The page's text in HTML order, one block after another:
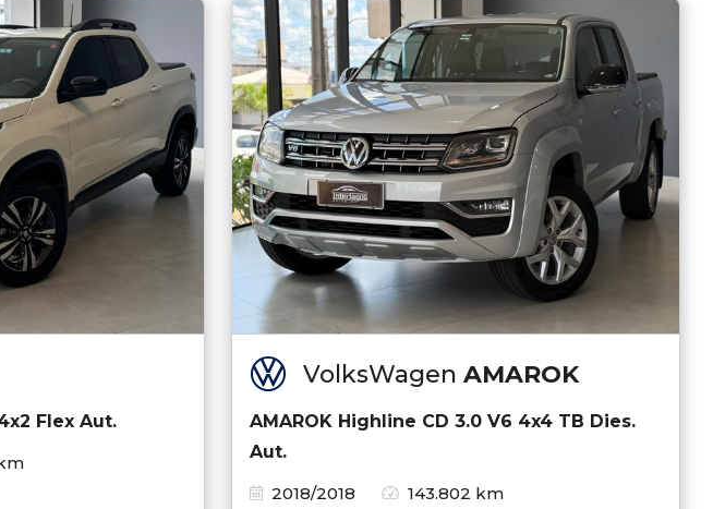
Flex Aut.
VolksWagen AMAROK
AMAROK Highline CD 3.0 V6 4x4 TB Dies.
Aut.
2018/2018
143.802 km